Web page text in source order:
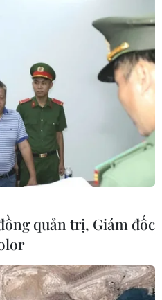
nghiệp
nhà nước
trình tự
phụ
OpenAI
quản trị, Giám đốc